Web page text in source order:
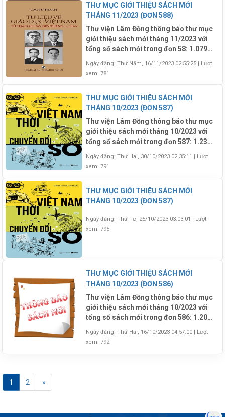
THƯ MỤC GIỚI THIỆU SÁCH MỚI
THÁNG 11/2023 (ĐƠN 588)
Thư viện Lâm Đồng thông báo thư mục
giới thiệu sách mới tháng 11/2023 với
tổng số sách mới trong đơn 58: 1.079
Mượn: 249 ; Kho Tra Cứu: 12 bản; Kho
Ngày đăng: Thứ Năm, 16/11/2023 02:55:25 | Lượt
xem: 781
THƯ MỤC GIỚI THIỆU SÁCH MỚI
THÁNG 10/2023 (ĐƠN 587)
Thư viện Lâm Đồng thông báo thư mục
giới thiệu sách mới tháng 10/2023 với
tổng số sách mới trong đơn 587: 1.233
Mượn: 170 ; Kho Tra Cứu: 8 bản; Kho
Ngày đăng: Thứ Hai, 30/10/2023 02:35:11 | Lượt
xem: 791
THƯ MỤC GIỚI THIỆU SÁCH MỚI
THÁNG 10/2023 (ĐƠN 587)
Ngày đăng: Thứ Tư, 25/10/2023 03:03:01
Lượt
xem: 795
THƯ MỤC GIỚI THIỆU SÁCH MỚI
THÁNG 10/2023 (ĐƠN 586)
Thư viện Lâm Đồng thông báo thư mục
giới thiệu sách mới tháng 10/2023 với
tổng số sách mới trong đơn 586: 1.205
Mượn: 434; Kho Tra Cứu: 9 bản; Kho
Ngày đăng: Thứ Hai, 16/10/2023 04:57:00 | Lượt
xem: 792
1 2 »